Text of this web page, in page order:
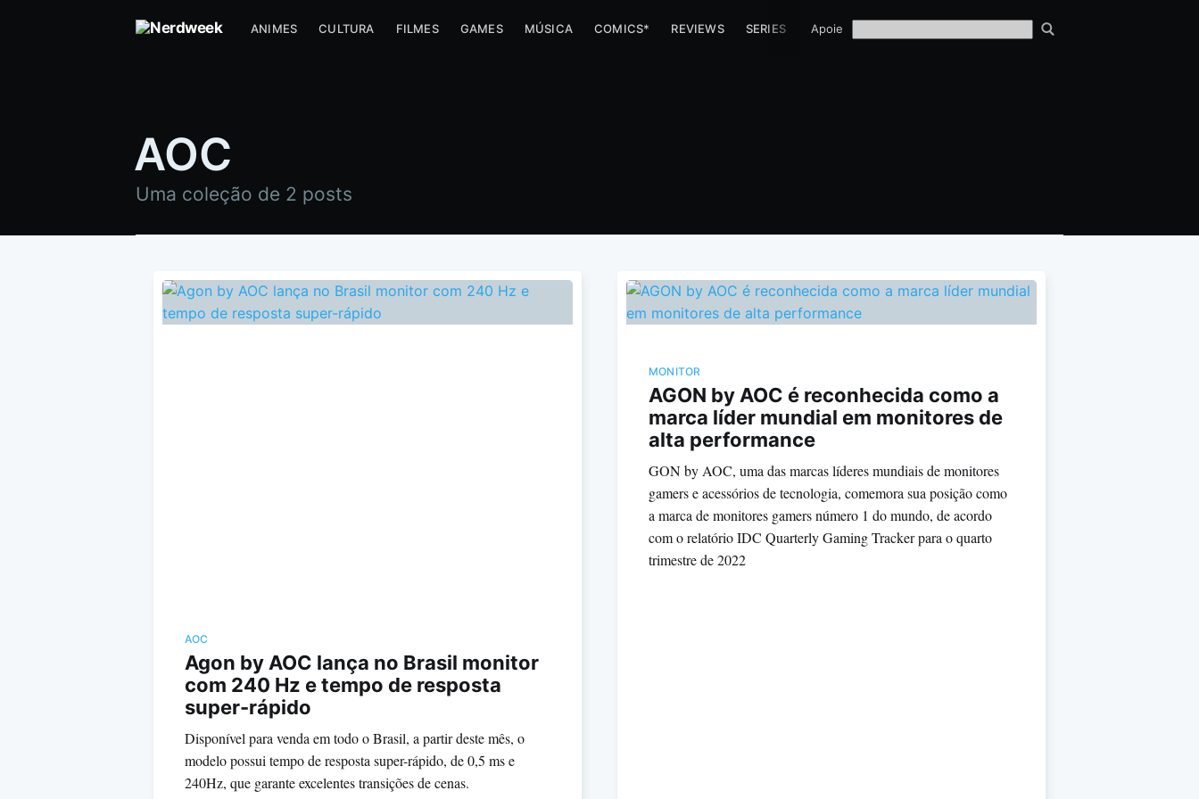
ANIMES CULTURA FILMES GAMES MÚSICA COMICS* REVIEWS SERIES TECH
Apoie
AOC
Uma coleção de 2 posts
AOC
Agon by AOC lança no Brasil monitor
com 240 Hz e tempo de resposta
super-rápido
Disponível para venda em todo o Brasil, a partir deste mês, o
modelo possui tempo de resposta super-rápido, de 0,5 ms e
240Hz, que garante excelentes transições de cenas.
MONITOR
AGON by AOC é reconhecida como a
marca líder mundial em monitores de
alta performance
GON by AOC, uma das marcas líderes mundiais de monitores
gamers e acessórios de tecnologia, comemora sua posição como
a marca de monitores gamers número 1 do mundo, de acordo
com o relatório IDC Quarterly Gaming Tracker para o quarto
trimestre de 2022